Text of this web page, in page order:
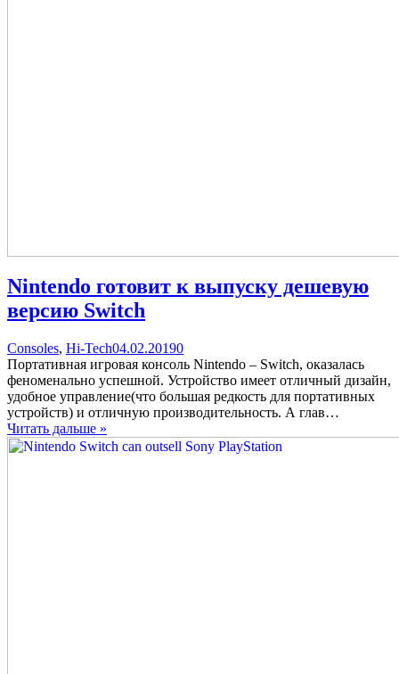
Nintendo готовит к выпуску дешевую
версию Switch
Categories
Consoles, Hi-TechPosted
on
04.02.20190comments
on
Nintendo
готовит
к
дешевую
Портативная игровая консоль Nintendo – Switch, оказалась
феноменально успешной. Устройство имеет отличный дизайн,
удобное управление(что большая редкость для портативных
устройств) и отличную производительность. А глав…
Читать дальше »